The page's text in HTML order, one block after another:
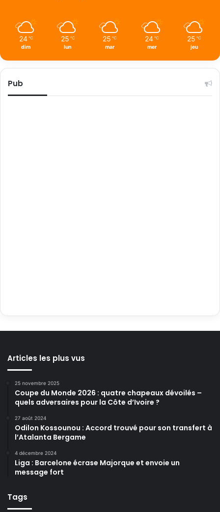
24 ℃
dim
25 ℃
lun
25 ℃
mar
24 ℃
mer
25 ℃
jeu
Pub
Articles les plus vus
25 novembre 2025
Coupe du Monde 2026 : quatre chapeaux dévoilés –
quels adversaires pour la Côte d’Ivoire ?
27 août 2024
Odilon Kossounou : Accord trouvé pour son transfert à
l’Atalanta Bergame
4 décembre 2024
Liga : Barcelone écrase Majorque et envoie un
message fort
Tags